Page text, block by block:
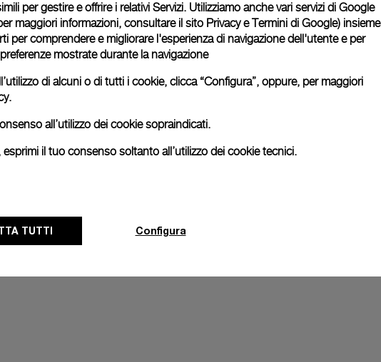
per gestire e offrire i relativi Servizi. Utilizziamo anche vari servizi di Google
maggiori informazioni, consultare il sito Privacy e Termini di Google) insieme
per comprendere e migliorare l'esperienza di navigazione dell'utente e per
mostrate durante la navigazione
di alcuni o di tutti i cookie, clicca “Configura”, oppure, per maggiori
all’utilizzo dei cookie sopraindicati.
il tuo consenso soltanto all’utilizzo dei cookie tecnici.
TUTTI Configura